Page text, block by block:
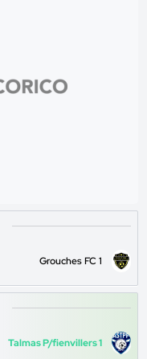
Grouches FC 1
Talmas P/fienvillers 1